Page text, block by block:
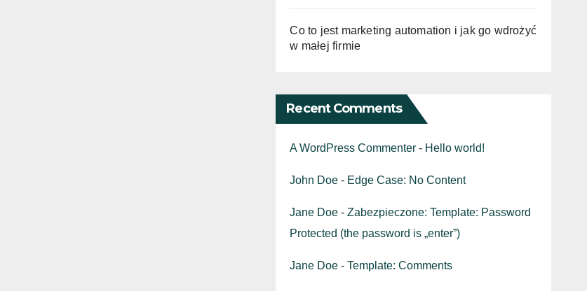
Co to jest marketing automation i jak go wdrożyć
w małej firmie
Recent Comments
A WordPress Commenter - Hello world!
John Doe - Edge Case: No Content
Jane Doe -Zabezpieczone: Template: Password
Protected (the password is „enter”)
Jane Doe -Template: Comments